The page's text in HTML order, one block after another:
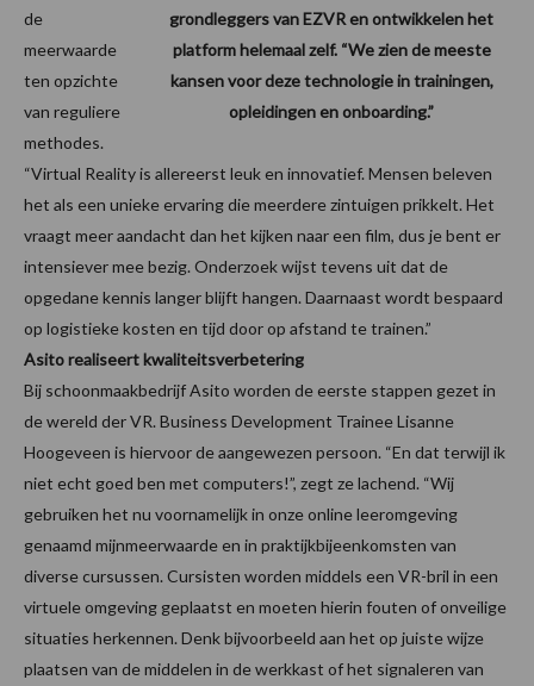
grondleggers van EZVR en ontwikkelen het
platform helemaal zelf. “We zien de meeste
kansen voor deze technologie in trainingen,
opleidingen en onboarding.”
de
meerwaarde
ten opzichte
van reguliere
methodes.
“Virtual Reality is allereerst leuk en innovatief. Mensen beleven
het als een unieke ervaring die meerdere zintuigen prikkelt. Het
vraagt meer aandacht dan het kijken naar een film, dus je bent er
intensiever mee bezig. Onderzoek wijst tevens uit dat de
opgedane kennis langer blijft hangen. Daarnaast wordt bespaard
op logistieke kosten en tijd door op afstand te trainen.”
Asito realiseert kwaliteitsverbetering
Bij schoonmaakbedrijf Asito worden de eerste stappen gezet in
de wereld der VR. Business Development Trainee Lisanne
Hoogeveen is hiervoor de aangewezen persoon. “En dat terwijl ik
niet echt goed ben met computers!”, zegt ze lachend. “Wij
gebruiken het nu voornamelijk in onze online leeromgeving
genaamd mijnmeerwaarde en in praktijkbijeenkomsten van
diverse cursussen. Cursisten worden middels een VR-bril in een
virtuele omgeving geplaatst en moeten hierin fouten of onveilige
situaties herkennen. Denk bijvoorbeeld aan het op juiste wijze
plaatsen van de middelen in de werkkast of het signaleren van